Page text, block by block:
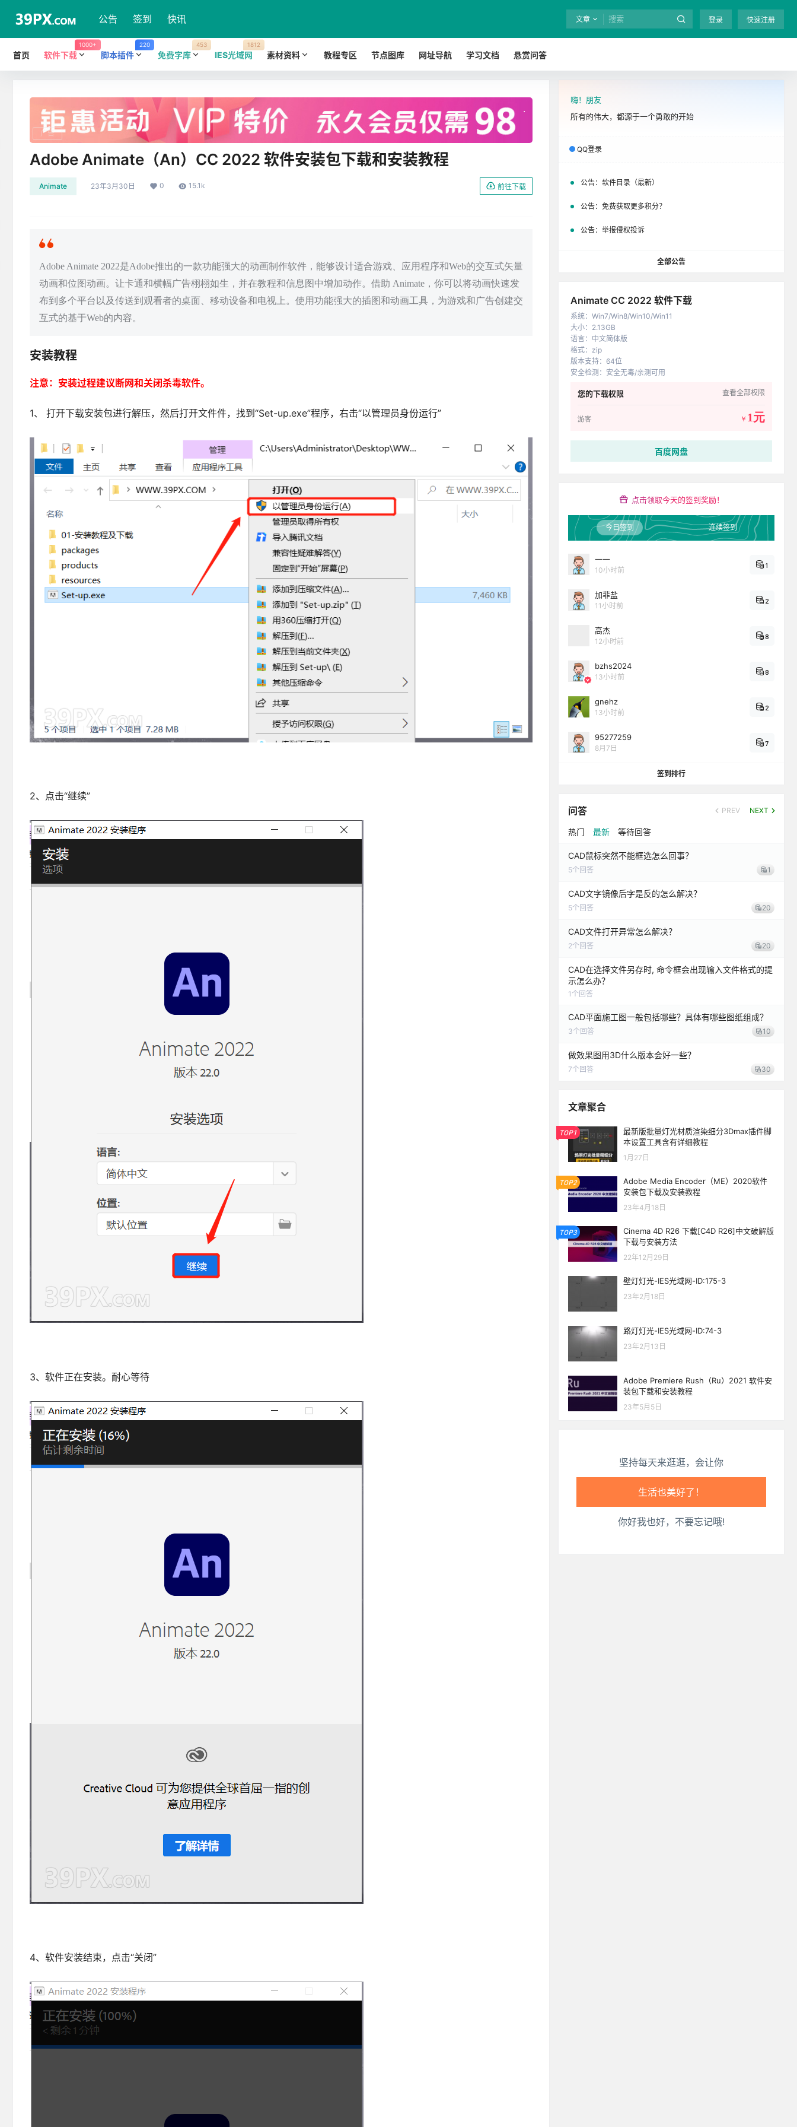
公告 签到 快讯 文章 登录 快速注册
首页 软件下载
1000+
脚本插件
220
免费字库
453
IES光域网
1812
素材资料 教程专区 节点图库 网址导航 学习文档 悬赏问答
. 全站终身免费下载！ 立即开通
广告
Adobe Animate（An）CC 2022 软件安装包下载和安装教程
Animate 23年3月30日 0 15.1k 前往下载
Adobe Animate 2022是Adobe推出的一款功能强大的动画制作软件，能够设计适合游戏、应用程序和Web的交互式矢量
动画和位图动画。让卡通和横幅广告栩栩如生，并在教程和信息图中增加动作。借助 Animate，你可以将动画快速发
布到多个平台以及传送到观看者的桌面、移动设备和电视上。使用功能强大的插图和动画工具，为游戏和广告创建交
互式的基于Web的内容。
安装教程
注意：安装过程建议断网和关闭杀毒软件。
1、 打开下载安装包进行解压，然后打开文件件，找到“Set-up.exe”程序，右击“以管理员身份运行”
2、点击“继续”
3、软件正在安装。耐心等待
4、软件安装结束，点击“关闭”
嗨！朋友
所有的伟大，都源于一个勇敢的开始
QQ登录
公告： 软件目录（最新）
公告： 免费获取更多积分？
公告： 举报侵权投诉
全部公告
Animate CC 2022 软件下载
系统： Win7/Win8/Win10/Win11
大小： 2.13GB
语言： 中文简体版
格式： zip
版本支持： 64位
安全检测 ： 安全无毒/亲测可用
您的下载权限 查看全部权限
游客 ￥ 1元
百度网盘
点击领取今天的签到奖励！
今日签到 连续签到
一一
10小时前
1
加菲盐
11小时前
2
高杰
12小时前
8
bzhs2024
13小时前
8
gnehz
13小时前
2
95277259
8月7日
7
签到排行
问答 PREV NEXT
热门 最新 等待回答
CAD鼠标突然不能框选怎么回事？
5个回答 1
CAD文字镜像后字是反的怎么解决？
5个回答 20
CAD文件打开异常怎么解决？
2个回答 20
CAD在选择文件另存时, 命令框会出现输入文件格式的提
示怎么办？
1 个回答
CAD平面施工图一般包括哪些？具体有哪些图纸组成？
3个回答 10
做效果图用3D什么版本会好一些？
7个回答 30
文章聚合
TOP1
最新版批量灯光材质渲染细分3Dmax插件脚
本设置工具含有详细教程
1月27日
TOP2
Adobe Media Encoder（ME）2020软件
安装包下载及安装教程
23年4月18日
TOP3
Cinema 4D R26 下载[C4D R26]中文破解版
下载与安装方法
22年12月29日
壁灯灯光-IES光域网-ID:175-3
23年2月18日
路灯灯光-IES光域网-ID:74-3
23年2月13日
Adobe Premiere Rush（Ru）2021 软件安
装包下载和安装教程
23年5月5日
坚持每天来逛逛，会让你
生活也美好了！
走路也有劲了！
腰也不酸了！
工作也轻松了！
你好我也好，不要忘记哦!